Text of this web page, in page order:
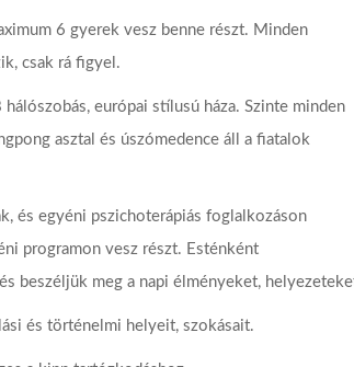
6 gyerek vesz benne részt. Minden
csak rá figyel.
európai stílusú háza. Szinte minden
asztal és úszómedence áll a fiatalok
és egyéni pszichoterápiás foglalkozáson
programon vesz részt. Esténként
beszéljük meg a napi élményeket,
és történelmi helyeit, szokásait.